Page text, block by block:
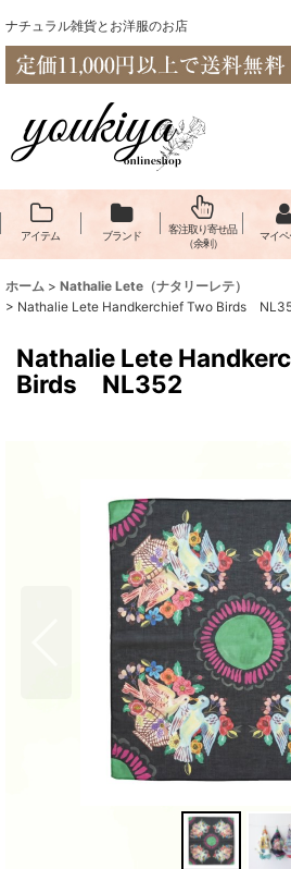
ナチュラル雑貨とお洋服のお店
アイテム ブランド
客注取り寄せ品
（余剰）
マイペ
ホーム > Nathalie Lete（​ナタリーレテ）
> Nathalie Lete Handkerchief Two Birds
Nathalie Lete
Birds NL352